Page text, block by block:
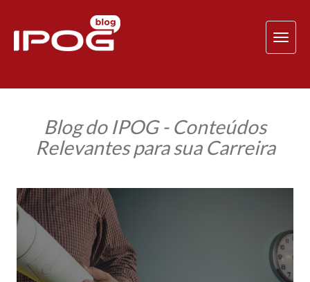
Blog do IPOG - Conteúdos
Relevantes para sua Carreira
Gestão
do
Tempo
para
Engenheiros:
por
que
se
preocupar?